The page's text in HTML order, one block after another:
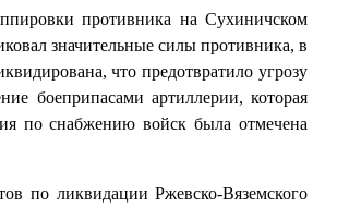
противника на Сухиничском
значительные силы противника, в
что предотвратило угрозу
боеприпасами артиллерии, которая
по снабжению войск была отмечена
по ликвидации Ржевско-Вяземского